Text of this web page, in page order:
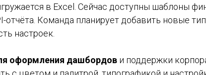
в Excel. Сейчас доступны шаблоны
отчёта. Команда планирует добавить новые
настроек.
оформления дашбордов и поддержки